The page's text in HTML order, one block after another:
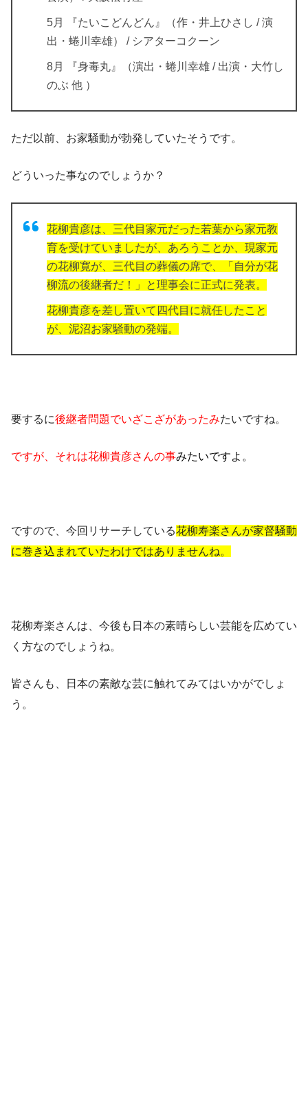
5月 『たいこどんどん』（作・井上ひさし / 演
出・蜷川幸雄） / シアターコクーン
8月 『身毒丸』（演出・蜷川幸雄 / 出演・大竹し
のぶ 他 ）
ただ以前、お家騒動が勃発していたそうです。
どういった事なのでしょうか？
花柳貴彦は、三代目家元だった若葉から家元教
育を受けていましたが、あろうことか、現家元
の花柳寛が、三代目の葬儀の席で、「自分が花
柳流の後継者だ！」と理事会に正式に発表。
花柳貴彦を差し置いて四代目に就任したこと
が、泥沼お家騒動の発端。
要するに後継者問題でいざこざがあったみたいですね。
ですが、それは花柳貴彦さんの事みたいですよ。
ですので、今回リサーチしている花柳寿楽さんが家督騒動
に巻き込まれていたわけではありませんね。
花柳寿楽さんは、今後も日本の素晴らしい芸能を広めてい
く方なのでしょうね。
皆さんも、日本の素敵な芸に触れてみてはいかがでしょ
う。